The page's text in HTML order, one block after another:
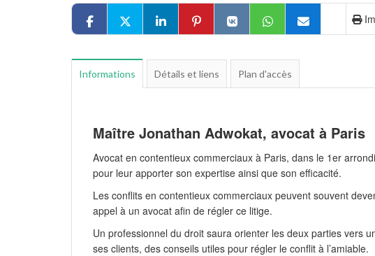
Informations Détails et liens Plan d'accès
Maître Jonathan Adwokat, avocat à Paris
Avocat en contentieux commerciaux à Paris, dans le 1er
pour leur apporter son expertise ainsi que son efficacité.
Les conflits en contentieux commerciaux peuvent souvent
appel à un avocat afin de régler ce litige.
Un professionnel du droit saura orienter les deux parties vers
ses clients, des conseils utiles pour régler le conflit à l’amiable.